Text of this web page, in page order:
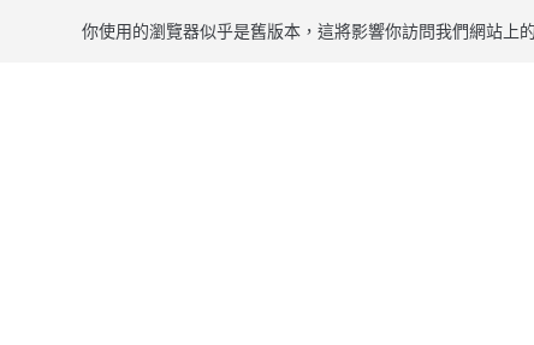
你使用的瀏覽器似乎是舊版本，這將影響你訪問我們網站上